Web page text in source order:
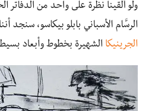
ولو ألقينا نظرة على واحد من الدفاتر
الرسَّام الأسباني بابلو بيكاسو، سنجد
الجرينيكا الشهيرة بخطوط وأبعاد